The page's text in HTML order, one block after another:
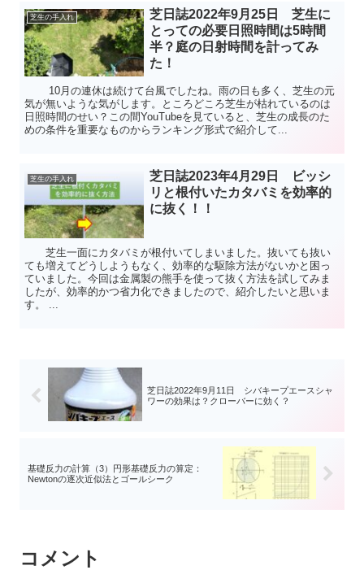
芝生の手入れ
芝日誌2022年9月25日 芝生に
とっての必要日照時間は5時間
半？庭の日射時間を計ってみ
た！
10月の連休は続けて台風でしたね。雨の日も多く、芝生の元
気が無いような気がします。ところどころ芝生が枯れているのは
日照時間のせい？この間YouTubeを見ていると、芝生の成長のた
めの条件を重要なものからランキング形式で紹介して...
芝生の手入れ
芝日誌2023年4月29日 ビッシ
リと根付いたカタバミを効率的
に抜く！！
芝生一面にカタバミが根付いてしまいました。抜いても抜い
ても増えてどうしようもなく、効率的な駆除方法がないかと困っ
ていました。今回は金属製の熊手を使って抜く方法を試してみま
したが、効率的かつ省力化できましたので、紹介したいと思いま
す。 ...
芝日誌2022年9月11日 シバキープエースシャ
ワーの効果は？クローバーに効く？
基礎反力の計算（3）円形基礎反力の算定：
Newtonの逐次近似法とゴールシーク
コメント